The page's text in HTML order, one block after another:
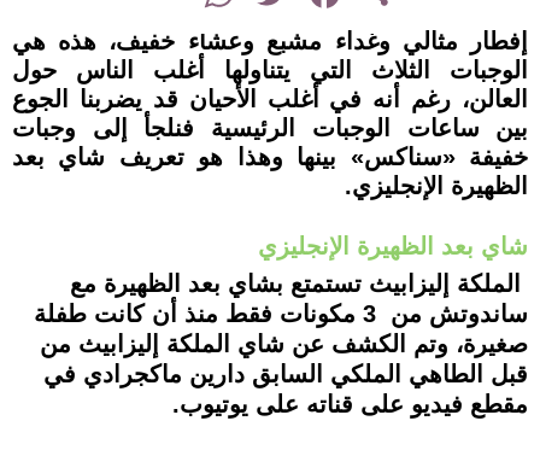
إفطار مثالي وغداء مشبع وعشاء خفيف، هذه هي
الوجبات الثلاث التي يتناولها أغلب الناس حول
العالن، رغم أنه في أغلب الأحيان قد يضربنا الجوع
بين ساعات الوجبات الرئيسية فنلجأ إلى وجبات
خفيفة «سناكس» بينها وهذا هو تعريف شاي بعد
الظهيرة الإنجليزي.
شاي بعد الظهيرة الإنجليزي
الملكة إليزابيث تستمتع بشاي بعد الظهيرة مع
ساندوتش من 3 مكونات فقط منذ أن كانت طفلة
صغيرة، وتم الكشف عن شاي الملكة إليزابيث من
قبل الطاهي الملكي السابق دارين ماكجرادي في
مقطع فيديو على قناته على يوتيوب.